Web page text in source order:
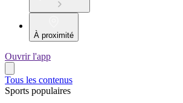
À proximité
Ouvrir l'app
Tous les contenus
Sports populaires